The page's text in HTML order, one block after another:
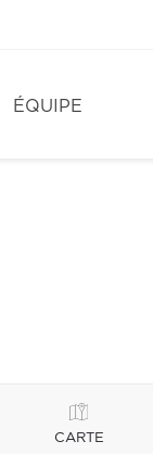
ÉQUIPE
CARTE